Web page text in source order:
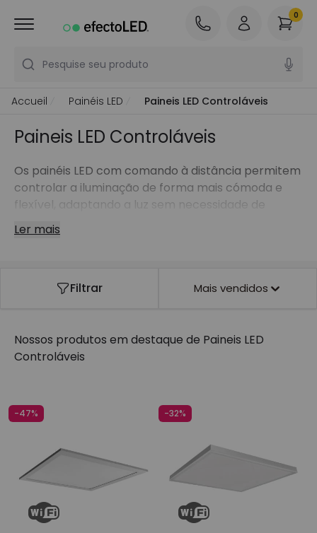
Pesquise seu produto
0
Accueil Painéis LED Paineis LED Controláveis
Paineis LED Controláveis
Os painéis LED com comando à distância permitem
controlar a iluminação de forma mais cómoda e
flexível, adaptando a luz sem necessidade de
modificar a instalação elétrica.
Ler mais
Filtrar Mais vendidos
Nossos produtos em destaque de Paineis LED
Controláveis
-47% -32%